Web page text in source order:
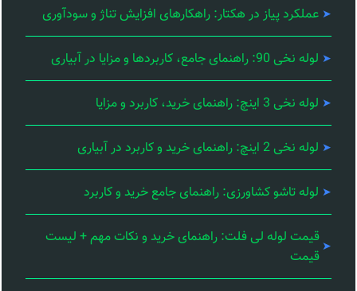
عملکرد پیاز در هکتار: راهکارهای افزایش تناژ و سودآوری
لوله نخی 90: راهنمای جامع، کاربردها و مزایا در آبیاری
لوله نخی 3 اینچ: راهنمای خرید، کاربرد و مزایا
لوله نخی 2 اینچ: راهنمای خرید و کاربرد در آبیاری
لوله تاشو کشاورزی: راهنمای جامع خرید و کاربرد
قیمت لوله لی فلت: راهنمای خرید و نکات مهم + لیست
قیمت